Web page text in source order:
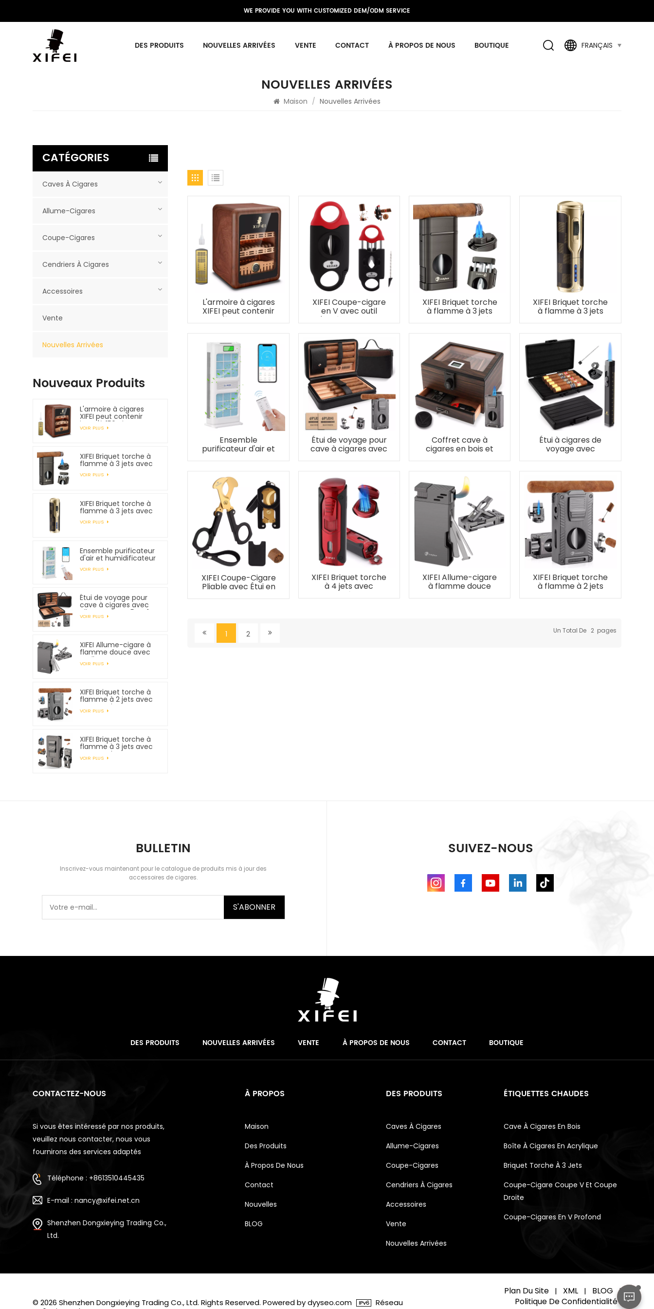
WE PROVIDE YOU WITH CUSTOMIZED DEM/ODM SERVICE
DES PRODUITS NOUVELLES ARRIVÉES VENTE CONTACT À PROPOS DE NOUS BOUTIQUE FRANÇAIS
NOUVELLES ARRIVÉES
Maison / Nouvelles Arrivées
L'armoire à cigares
XIFEI peut contenir
jusqu'à 150 cigares
XIFEI Coupe-cigare
en V avec outil
d'amélioration du
cigares, coupe
jusqu'à 55 cigares à
anneau
XIFEI Briquet torche
à flamme à 3 jets
avec coupe-V à
XIFEI Briquet torche
à flamme à 3 jets
Ensemble
purificateur d'air et
Étui de voyage pour
cave à cigares avec
cigares
Coffret cave à
cigares en bois et
Étui à cigares de
voyage avec
XIFEI Coupe-Cigare
Pliable avec Étui en
XIFEI Briquet torche
à 4 jets avec
poinçon à cigares
XIFEI Allume-cigare
à flamme douce
XIFEI Briquet torche
à flamme à 2 jets
tirage
1 2 Un Total De 2 Pages
CATÉGORIES
Caves À Cigares
Allume-Cigares
Coupe-Cigares
Cendriers À Cigares
Accessoires
Vente
Nouvelles Arrivées
Nouveaux Produits
L'armoire à cigares
XIFEI peut contenir
jusqu'à 150 cigares
VOIR PLUS
XIFEI Briquet torche à
flamme à 3 jets avec
coupe-V à ressort
VOIR PLUS
XIFEI Briquet torche à
flamme à 3 jets avec
allumage électronique
VOIR PLUS
Ensemble purificateur
d'air et humidificateur
VOIR PLUS
Étui de voyage pour
cave à cigares avec
allume-cigare 5 en 1,
peut contenir 7
VOIR PLUS
XIFEI Allume-cigare à
flamme douce avec
outils pour tuyaux
VOIR PLUS
XIFEI Briquet torche à
flamme à 2 jets avec
support de
poinçonnage pour
VOIR PLUS
XIFEI Briquet torche à
flamme à 3 jets avec
support de
poinçonnage pour
VOIR PLUS
BULLETIN
Inscrivez-vous maintenant pour le catalogue de produits mis à jour des
accessoires de cigares.
S'ABONNER
SUIVEZ-NOUS
DES PRODUITS NOUVELLES ARRIVÉES VENTE À PROPOS DE NOUS CONTACT BOUTIQUE
CONTACTEZ-NOUS
Si vous êtes intéressé par nos produits,
veuillez nous contacter, nous vous
fournirons des services adaptés
Téléphone : +8613510445435
E-mail : nancy@xifei.net.cn
Shenzhen Dongxieying Trading Co.,
Ltd.
À PROPOS
Maison
Des Produits
À Propos De Nous
Contact
Nouvelles
BLOG
DES PRODUITS
Caves À Cigares
Allume-Cigares
Coupe-Cigares
Cendriers À Cigares
Accessoires
Vente
Nouvelles Arrivées
ÉTIQUETTES CHAUDES
Cave À Cigares En Bois
Boîte À Cigares En Acrylique
Briquet Torche À 3 Jets
Coupe-Cigare Coupe V Et Coupe
Droite
Coupe-Cigares En V Profond
© 2026 Shenzhen Dongxieying Trading Co., Ltd. Rights Reserved. Powered by dyyseo.com
Réseau
Plan Du Site | XML | BLOG |
Politique De Confidentialité